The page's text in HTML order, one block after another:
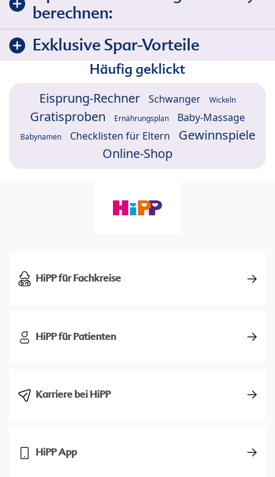
berechnen:
Exklusive Spar-Vorteile
Häufig geklickt
Eisprung-Rechner Schwanger Wickeln
Gratisproben Ernährungsplan Baby-Massage
Babynamen Checklisten für Eltern
Gewinnspiele
Online-Shop
HiPP für Fachkreise
HiPP für Patienten
Karriere bei HiPP
HiPP App